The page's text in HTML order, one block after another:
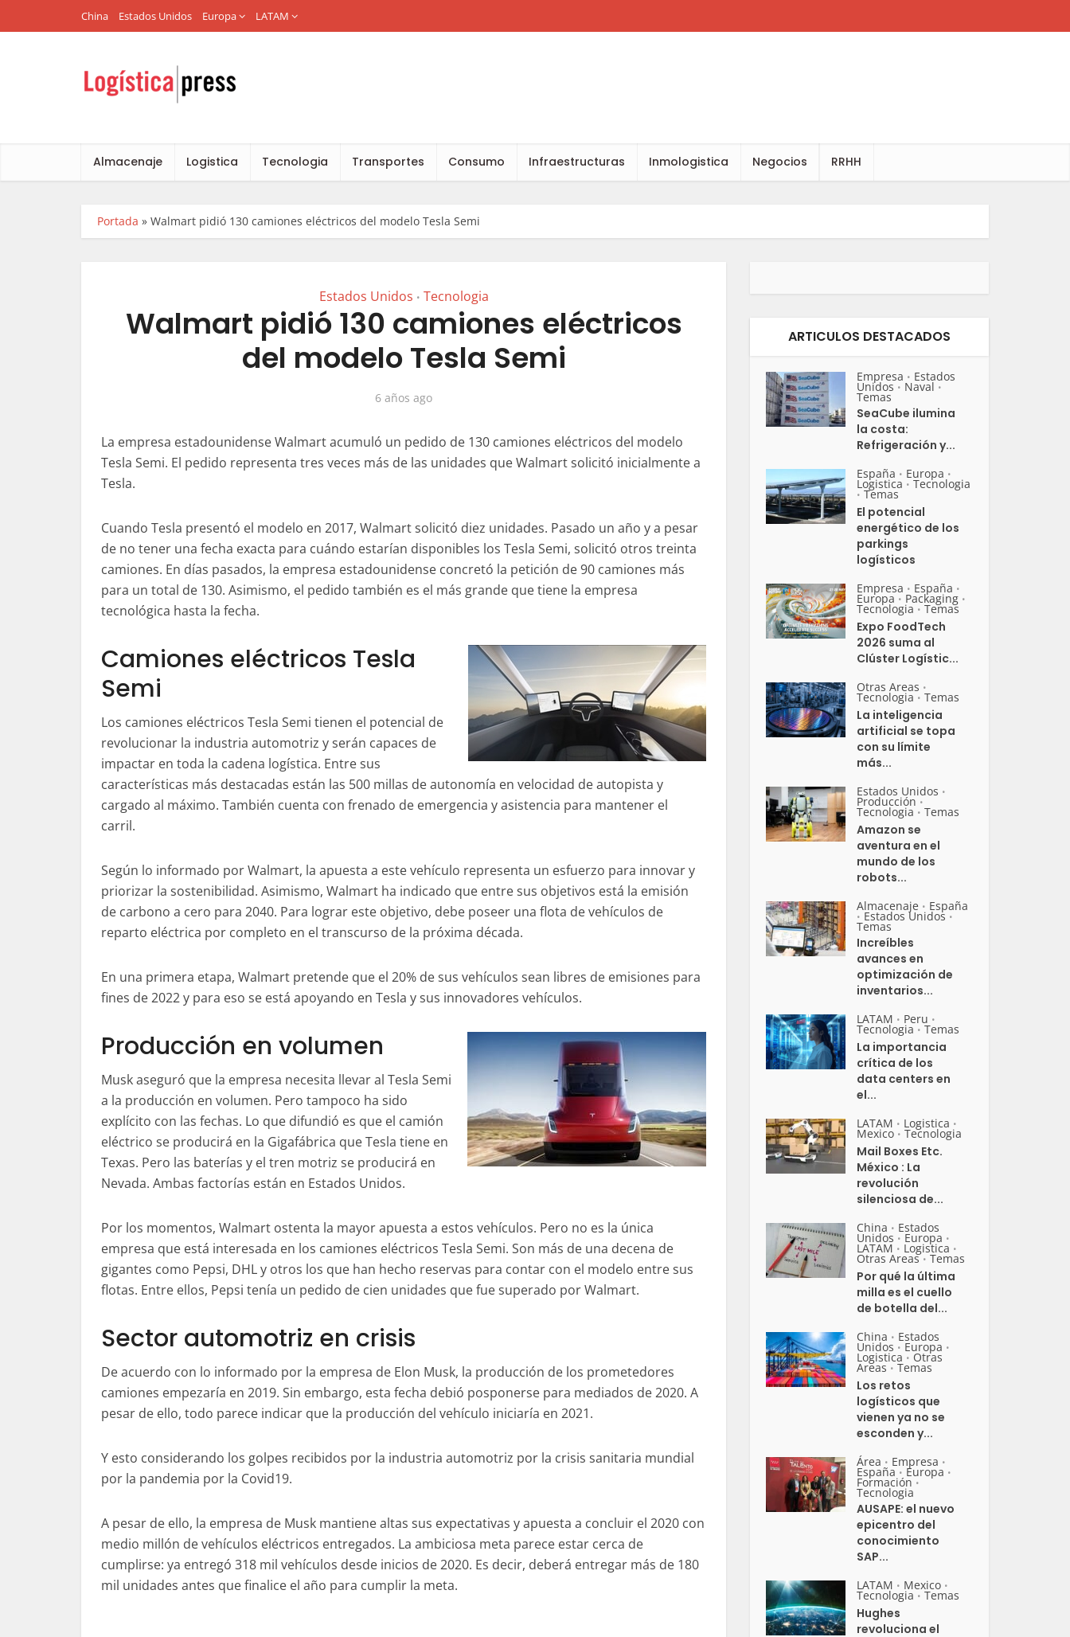
China Estados Unidos Europa LATAM
Almacenaje Logistica Tecnologia Transportes Consumo Infraestructuras Inmologistica Negocios RRHH
Portada » Walmart pidió 130 camiones eléctricos del modelo Tesla Semi
Estados Unidos • Tecnologia
Walmart pidió 130 camiones eléctricos
del modelo Tesla Semi
6 años ago
La empresa estadounidense Walmart acumuló un pedido de 130 camiones eléctricos del modelo
Tesla Semi. El pedido representa tres veces más de las unidades que Walmart solicitó inicialmente a
Tesla.
Cuando Tesla presentó el modelo en 2017, Walmart solicitó diez unidades. Pasado un año y a pesar
de no tener una fecha exacta para cuándo estarían disponibles los Tesla Semi, solicitó otros treinta
camiones. En días pasados, la empresa estadounidense concretó la petición de 90 camiones más
para un total de 130. Asimismo, el pedido también es el más grande que tiene la empresa
tecnológica hasta la fecha.
Camiones eléctricos Tesla
Semi
Los camiones eléctricos Tesla Semi tienen el potencial de
revolucionar la industria automotriz y serán capaces de
impactar en toda la cadena logística. Entre sus
características más destacadas están las 500 millas de autonomía en velocidad de autopista y
cargado al máximo. También cuenta con frenado de emergencia y asistencia para mantener el
carril.
Según lo informado por Walmart, la apuesta a este vehículo representa un esfuerzo para innovar y
priorizar la sostenibilidad. Asimismo, Walmart ha indicado que entre sus objetivos está la emisión
de carbono a cero para 2040. Para lograr este objetivo, debe poseer una flota de vehículos de
reparto eléctrica por completo en el transcurso de la próxima década.
En una primera etapa, Walmart pretende que el 20% de sus vehículos sean libres de emisiones para
fines de 2022 y para eso se está apoyando en Tesla y sus innovadores vehículos.
Producción en volumen
Musk aseguró que la empresa necesita llevar al Tesla Semi
a la producción en volumen. Pero tampoco ha sido
explícito con las fechas. Lo que difundió es que el camión
eléctrico se producirá en la Gigafábrica que Tesla tiene en
Texas. Pero las baterías y el tren motriz se producirá en
Nevada. Ambas factorías están en Estados Unidos.
Por los momentos, Walmart ostenta la mayor apuesta a estos vehículos. Pero no es la única
empresa que está interesada en los camiones eléctricos Tesla Semi. Son más de una decena de
gigantes como Pepsi, DHL y otros los que han hecho reservas para contar con el modelo entre sus
flotas. Entre ellos, Pepsi tenía un pedido de cien unidades que fue superado por Walmart.
Sector automotriz en crisis
De acuerdo con lo informado por la empresa de Elon Musk, la producción de los prometedores
camiones empezaría en 2019. Sin embargo, esta fecha debió posponerse para mediados de 2020. A
pesar de ello, todo parece indicar que la producción del vehículo iniciaría en 2021.
Y esto considerando los golpes recibidos por la industria automotriz por la crisis sanitaria mundial
por la pandemia por la Covid19.
A pesar de ello, la empresa de Musk mantiene altas sus expectativas y apuesta a concluir el 2020 con
medio millón de vehículos eléctricos entregados. La ambiciosa meta parece estar cerca de
cumplirse: ya entregó 318 mil vehículos desde inicios de 2020. Es decir, deberá entregar más de 180
mil unidades antes que finalice el año para cumplir la meta.
ARTICULOS DESTACADOS
Empresa • Estados
Unidos • Naval •
Temas
SeaCube ilumina
la costa:
Refrigeración y...
España • Europa •
Logistica • Tecnologia
• Temas
El potencial
energético de los
parkings
logísticos
Empresa • España •
Europa • Packaging •
Tecnologia • Temas
Expo FoodTech
2026 suma al
Clúster Logístic...
Otras Areas •
Tecnologia • Temas
La inteligencia
artificial se topa
con su límite
más...
Estados Unidos •
Producción •
Tecnologia • Temas
Amazon se
aventura en el
mundo de los
robots...
Almacenaje • España
• Estados Unidos •
Temas
Increíbles
avances en
optimización de
inventarios...
LATAM • Peru •
Tecnologia • Temas
La importancia
crítica de los
data centers en
el...
LATAM • Logistica •
Mexico • Tecnologia
Mail Boxes Etc.
México : La
revolución
silenciosa de...
China • Estados
Unidos • Europa •
LATAM • Logistica •
Otras Areas • Temas
Por qué la última
milla es el cuello
de botella del...
China • Estados
Unidos • Europa •
Logistica • Otras
Areas • Temas
Los retos
logísticos que
vienen ya no se
esconden y...
Área • Empresa •
España • Europa •
Formación •
Tecnologia
AUSAPE: el nuevo
epicentro del
conocimiento
SAP...
LATAM • Mexico •
Tecnologia • Temas
Hughes
revoluciona el